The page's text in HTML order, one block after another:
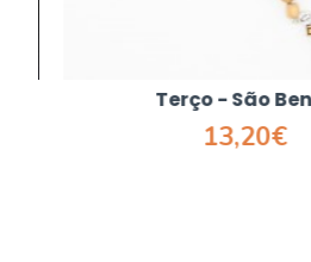
Terço - São Bento
13,20€